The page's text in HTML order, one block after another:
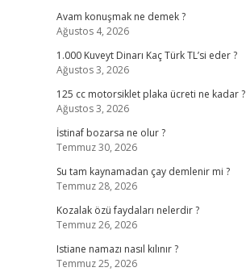
Avam konuşmak ne demek ?
Ağustos 4, 2026
1.000 Kuveyt Dinarı Kaç Türk TL’si eder ?
Ağustos 3, 2026
125 cc motorsiklet plaka ücreti ne kadar ?
Ağustos 3, 2026
İstinaf bozarsa ne olur ?
Temmuz 30, 2026
Su tam kaynamadan çay demlenir mi ?
Temmuz 28, 2026
Kozalak özü faydaları nelerdir ?
Temmuz 26, 2026
Istiane namazı nasıl kılınır ?
Temmuz 25, 2026